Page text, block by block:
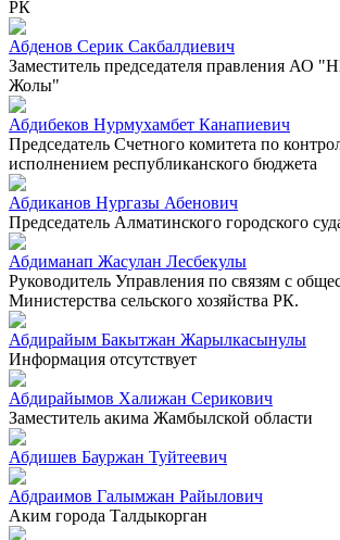
РК
Абденов Серик Сакбалдиевич
Заместитель председателя правления АО
Жолы"
Абдибеков Нурмухамбет Канапиевич
Председатель Счетного комитета по
исполнением республиканского бюджета
Абдиканов Нургазы Абенович
Председатель Алматинского городского
Абдиманап Жасулан Лесбекулы
Руководитель Управления по связям с
Министерства сельского хозяйства РК.
Абдирайым Бакытжан Жарылкасынулы
Информация отсутствует
Абдирайымов Халижан Серикович
Заместитель акима Жамбылской области
Абдишев Бауржан Туйтеевич
Абдраимов Галымжан Райылович
Аким города Талдыкорган